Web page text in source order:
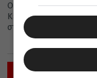
Ολοκληρώθηκαν οι
Κέντρου στους
στην πόλη της
ΡΟΗ ΕΙΔΗΣΕΩΝ